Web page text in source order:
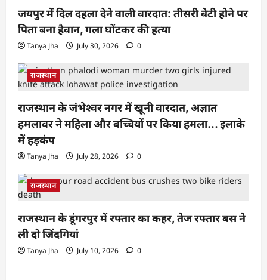
जयपुर में दिल दहला देने वाली वारदात: तीसरी बेटी होने पर
पिता बना हैवान, गला घोंटकर की हत्या
Tanya Jha July 30, 2026 0
राजस्थान
राजस्थान के जंभेश्वर नगर में खूनी वारदात, अज्ञात
हमलावर ने महिला और बच्चियों पर किया हमला… इलाके
में हड़कंप
Tanya Jha July 28, 2026 0
राजस्थान
राजस्थान के डूंगरपुर में रफ्तार का कहर, तेज रफ्तार बस ने
ली दो जिंदगियां
Tanya Jha July 10, 2026 0